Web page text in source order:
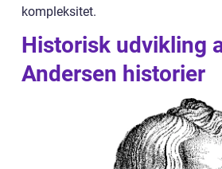
kompleksitet.
Historisk udvikling
Andersen historier